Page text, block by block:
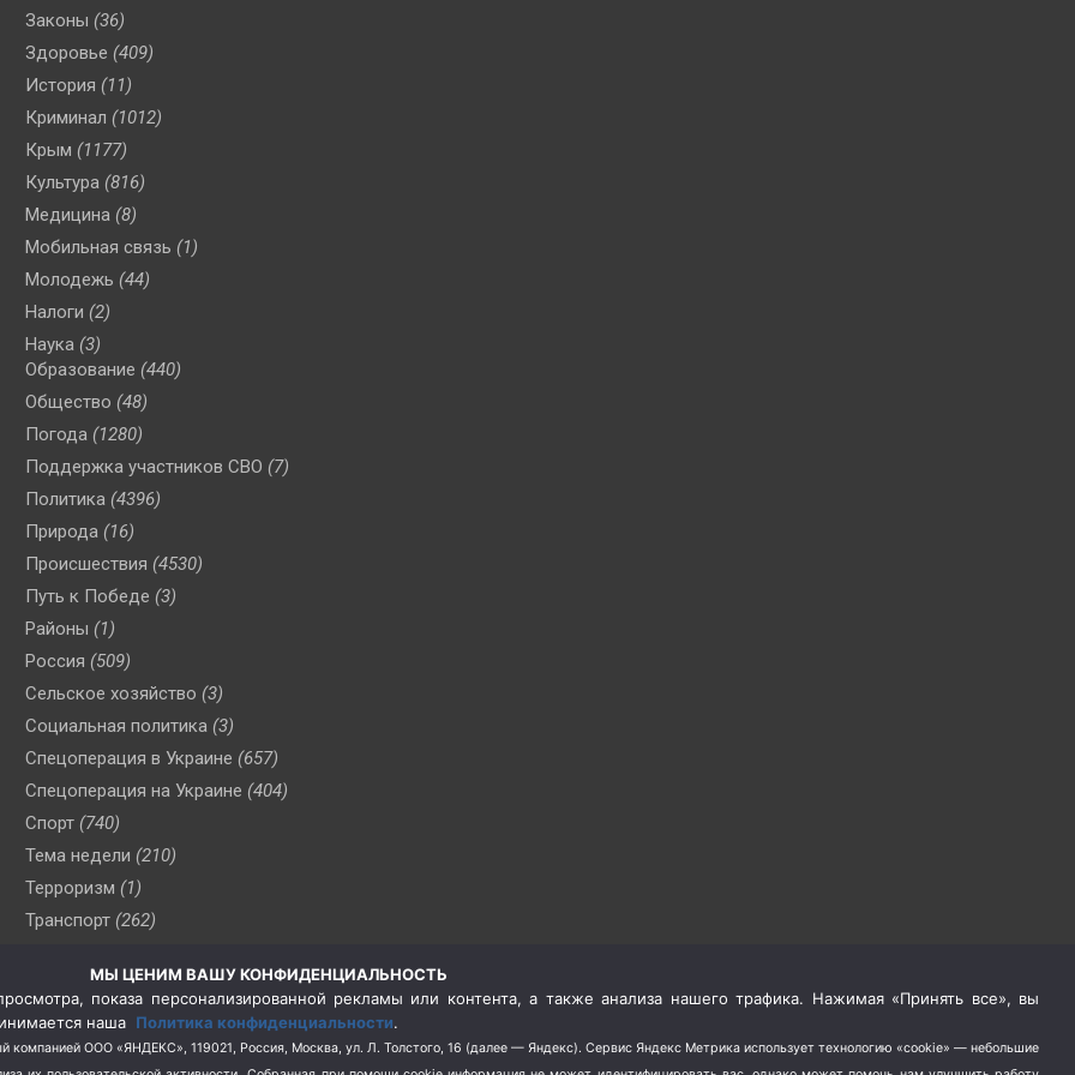
Законы (36)
Здоровье (409)
История (11)
Криминал (1012)
Крым (1177)
Культура (816)
Медицина (8)
Мобильная связь (1)
Молодежь (44)
Налоги (2)
Наука (3)
Образование (440)
Общество (48)
Погода (1280)
Поддержка участников СВО (7)
Политика (4396)
Природа (16)
Происшествия (4530)
Путь к Победе (3)
Районы (1)
Россия (509)
Сельское хозяйство (3)
Социальная политика (3)
Спецоперация в Украине (657)
Спецоперация на Украине (404)
Спорт (740)
Тема недели (210)
Терроризм (1)
Транспорт (262)
(76)
Цены (2)
Школа и спорт (2)
МЫ ЦЕНИМ ВАШУ КОНФИДЕНЦИАЛЬНОСТЬ
показа персонализированной рекламы или контента, а также анализа нашего трафика. Нажимая «Принять все», вы
наша Политика конфиденциальности.
компанией ООО «ЯНДЕКС», 119021, Россия, Москва, ул. Л. Толстого, 16 (далее — Яндекс). Сервис Яндекс Метрика использует технологию «cookie» — небольшие